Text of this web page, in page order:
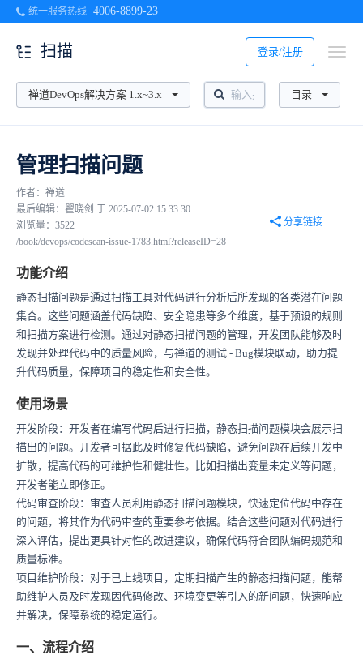
统一服务热线 4006-8899-23
登录/注册
扫描
禅道DevOps解决方案 1.x~3.x 目录
管理扫描问题
作者：禅道
最后编辑：翟晓剑 于 2025-07-02 15:33:30
浏览量：3522
分享链接
/book/devops/codescan-issue-1783.html?releaseID=28
功能介绍
静态扫描问题是通过扫描工具对代码进行分析后所发现的各类潜在问题
集合。这些问题涵盖代码缺陷、安全隐患等多个维度，基于预设的规则
和扫描方案进行检测。通过对静态扫描问题的管理，开发团队能够及时
发现并处理代码中的质量风险，与禅道的测试 - Bug模块联动，助力提
升代码质量，保障项目的稳定性和安全性。
使用场景
开发阶段：开发者在编写代码后进行扫描，静态扫描问题模块会展示扫
描出的问题。开发者可据此及时修复代码缺陷，避免问题在后续开发中
扩散，提高代码的可维护性和健壮性。比如扫描出变量未定义等问题，
开发者能立即修正。
代码审查阶段：审查人员利用静态扫描问题模块，快速定位代码中存在
的问题，将其作为代码审查的重要参考依据。结合这些问题对代码进行
深入评估，提出更具针对性的改进建议，确保代码符合团队编码规范和
质量标准。
项目维护阶段：对于已上线项目，定期扫描产生的静态扫描问题，能帮
助维护人员及时发现因代码修改、环境变更等引入的新问题，快速响应
并解决，保障系统的稳定运行。
一、流程介绍